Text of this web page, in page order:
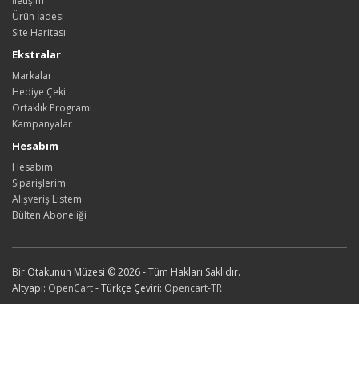
Ürün İadesi
Site Haritası
Ekstralar
Markalar
Hediye Çeki
Ortaklık Programı
Kampanyalar
Hesabım
Hesabım
Siparişlerim
Alışveriş Listem
Bülten Aboneliği
Bir Otakunun Müzesi © 2026 - Tüm Hakları Saklıdır.
Altyapı: OpenCart- Türkçe Çeviri: Opencart-TR